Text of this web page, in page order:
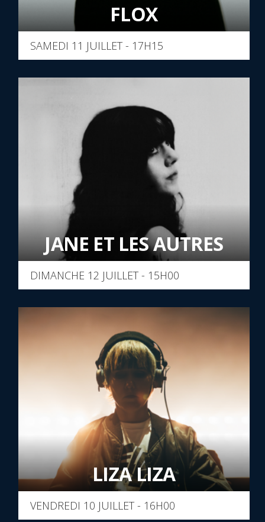
FLOX
SAMEDI 11 JUILLET - 17H15
JANE ET LES AUTRES
DIMANCHE 12 JUILLET - 15H00
LIZA LIZA
VENDREDI 10 JUILLET - 16H00